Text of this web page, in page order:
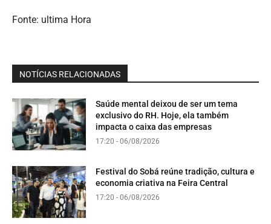
Fonte: ultima Hora
NOTÍCIAS RELACIONADAS
Saúde mental deixou de ser um tema
exclusivo do RH. Hoje, ela também
impacta o caixa das empresas
17:20 - 06/08/2026
Festival do Sobá reúne tradição, cultura e
economia criativa na Feira Central
17:20 - 06/08/2026